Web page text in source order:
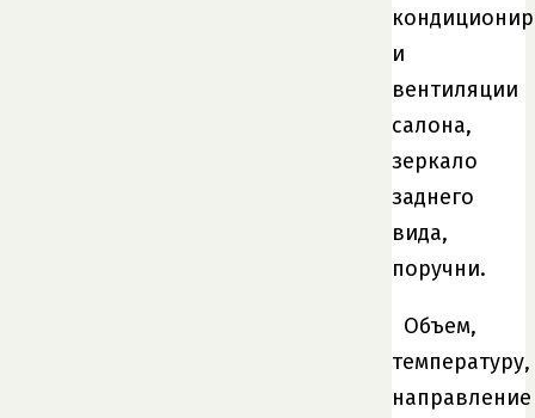
и
вентиляции
салона,
зеркало
заднего
вида,
поручни.
Объем,
температуру,
направление